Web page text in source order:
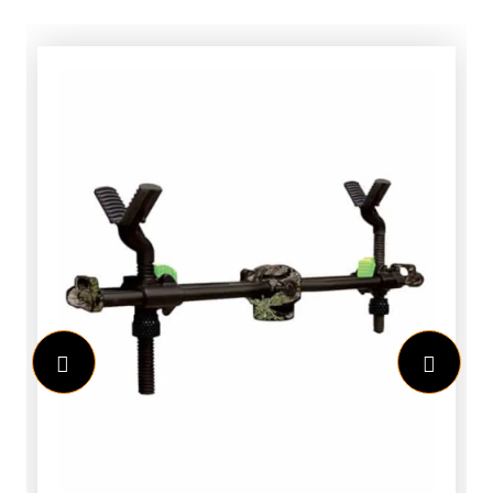
doelen, terwijl de heldere 44 mm lens
en hoogwaardige coating zorgen voor
scherp beeld, zelfs bij weinig licht. De
turrets klikken strak en betrouwbaar,
met een zero-stop functie die zorgt dat
je altijd terug kunt naar je
begininstelling.Wat je meteen merkt, is
hoe degelijk deze kijker aanvoelt. Hij is